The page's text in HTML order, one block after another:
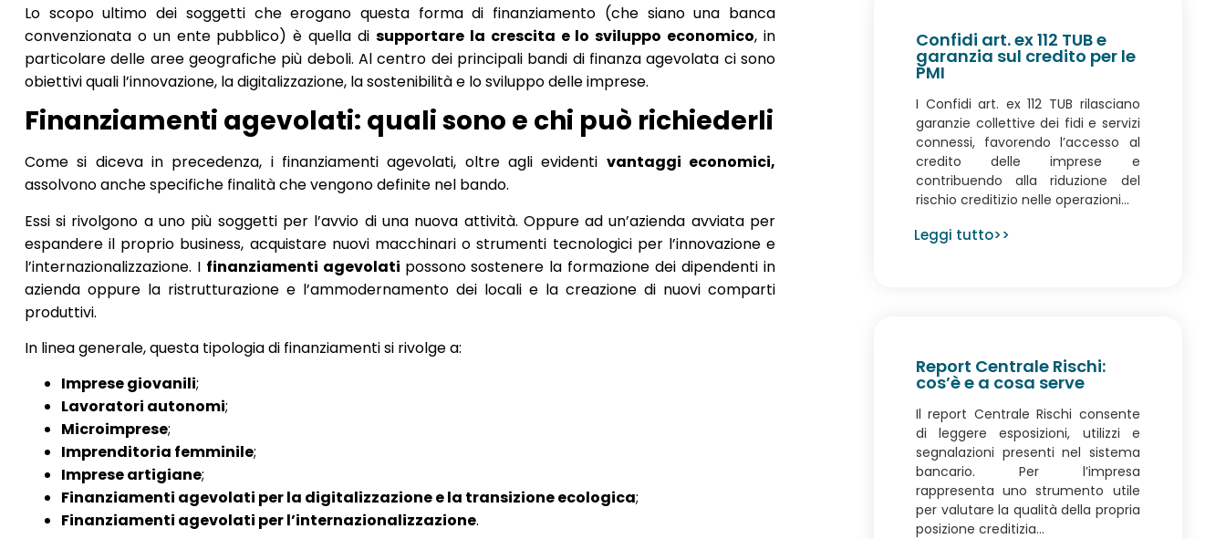
Lo scopo ultimo dei soggetti che erogano questa forma di finanziamento (che siano una banca
convenzionata o un ente pubblico) è quella di supportare la crescita e lo sviluppo economico, in
particolare delle aree geografiche più deboli. Al centro dei principali bandi di finanza agevolata ci sono
obiettivi quali l’innovazione, la digitalizzazione, la sostenibilità e lo sviluppo delle imprese.
Finanziamenti agevolati: quali sono e chi può richiederli
Come si diceva in precedenza, i finanziamenti agevolati, oltre agli evidenti vantaggi economici,
assolvono anche specifiche finalità che vengono definite nel bando.
Essi si rivolgono a uno più soggetti per l’avvio di una nuova attività. Oppure ad un’azienda avviata per
espandere il proprio business, acquistare nuovi macchinari o strumenti tecnologici per l’innovazione e
l’internazionalizzazione. I finanziamenti agevolati possono sostenere la formazione dei dipendenti in
azienda oppure la ristrutturazione e l’ammodernamento dei locali e la creazione di nuovi comparti
produttivi.
In linea generale, questa tipologia di finanziamenti si rivolge a:
Imprese giovanili;
Lavoratori autonomi;
Microimprese;
Imprenditoria femminile;
Imprese artigiane;
Finanziamenti agevolati per la digitalizzazione e la transizione ecologica;
Finanziamenti agevolati per l’internazionalizzazione.
Confidi art. ex 112 TUB e
garanzia sul credito per le
PMI
I Confidi art. ex 112 TUB rilasciano
garanzie collettive dei fidi e servizi
connessi, favorendo l’accesso al
credito delle imprese e
contribuendo alla riduzione del
rischio creditizio nelle operazioni...
Leggi tutto>>
Report Centrale Rischi:
cos’è e a cosa serve
Il report Centrale Rischi consente
di leggere esposizioni, utilizzi e
segnalazioni presenti nel sistema
bancario. Per l’impresa
rappresenta uno strumento utile
per valutare la qualità della propria
posizione creditizia...